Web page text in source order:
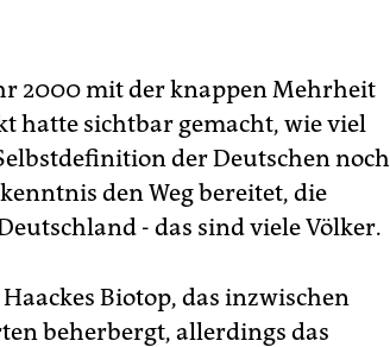
2000 mit der knappen Mehrheit
hatte sichtbar gemacht, wie viel
der Deutschen noch
den Weg bereitet, die
- das sind viele Völker.
Biotop, das inzwischen
beherbergt, allerdings das